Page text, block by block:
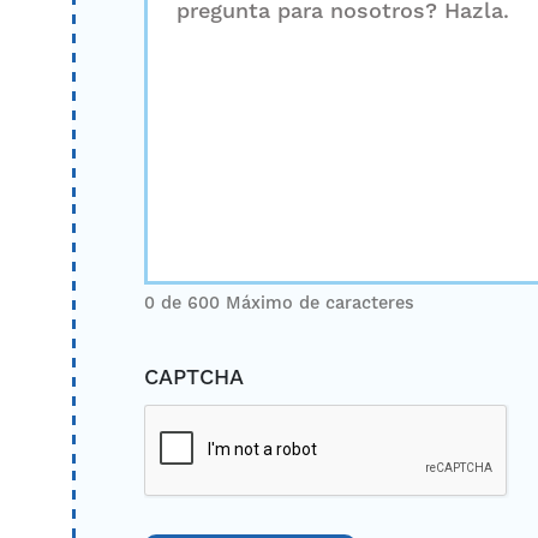
0 de 600 Máximo de caracteres
CAPTCHA